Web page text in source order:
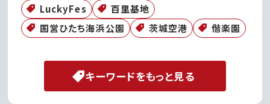
LuckyFes
百里基地
国営ひたち海浜公園
茨城空港 偕楽園
キーワードをもっと見る